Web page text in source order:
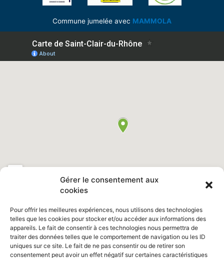
Gérer le consentement aux
cookies
Pour offrir les meilleures expériences, nous utilisons des technologies
telles que les cookies pour stocker et/ou accéder aux informations des
appareils. Le fait de consentir à ces technologies nous permettra de
traiter des données telles que le comportement de navigation ou les ID
uniques sur ce site. Le fait de ne pas consentir ou de retirer son
consentement peut avoir un effet négatif sur certaines caractéristiques
Commune jumelée avec MAMMOLA
Retrouvez nous sur Facebook " Ville de Saint Clair du Rhône